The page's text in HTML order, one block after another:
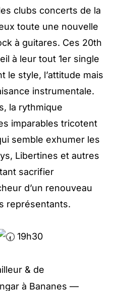
clubs concerts de la
toute une nouvelle
à guitares. Ces 20th
à leur tout 1er single
le style, l’attitude mais
instrumentale.
la rythmique
imparables tricotent
semble exhumer les
Libertines et autres
sacrifier
d’un renouveau
représentants.
19h30
& de
à Bananes —